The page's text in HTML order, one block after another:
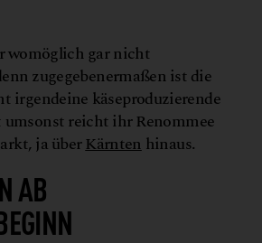
womöglich gar nicht
zugegebenermaßen ist die
irgendeine käseproduzierende
reicht ihr Renommee
ja überKärntenhinaus.
AB